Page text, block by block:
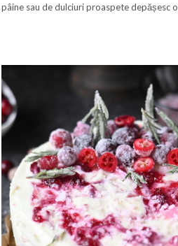
pâine sau de dulciuri proaspete depășesc